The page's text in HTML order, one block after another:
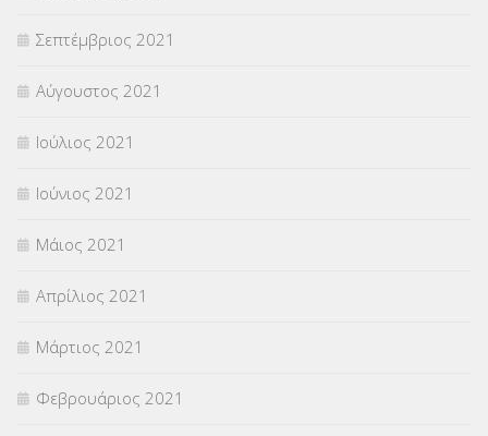
Σεπτέμβριος 2021
Αύγουστος 2021
Ιούλιος 2021
Ιούνιος 2021
Μάιος 2021
Απρίλιος 2021
Μάρτιος 2021
Φεβρουάριος 2021